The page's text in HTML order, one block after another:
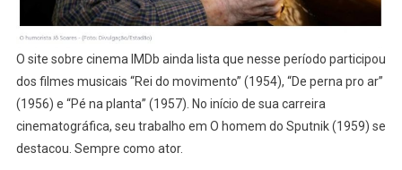
O site sobre cinema IMDb ainda lista que nesse período participou
dos filmes musicais “Rei do movimento” (1954), “De perna pro ar”
(1956) e “Pé na planta” (1957). No início de sua carreira
cinematográfica, seu trabalho em O homem do Sputnik (1959) se
destacou. Sempre como ator.